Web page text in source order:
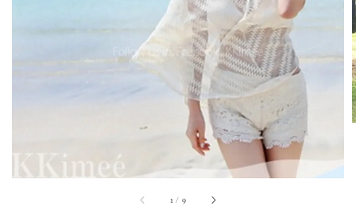
1 / 9